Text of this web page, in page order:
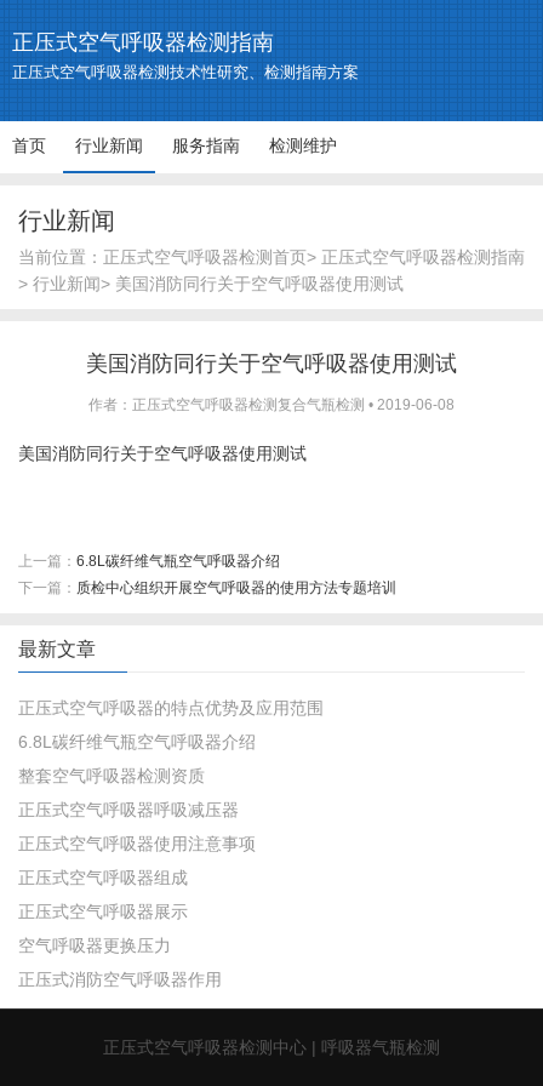
正压式空气呼吸器检测指南
正压式空气呼吸器检测技术性研究、检测指南方案
首页 行业新闻 服务指南 检测维护
行业新闻
当前位置： 正压式空气呼吸器检测首页> 正压式空气呼吸器检测指南
> 行业新闻> 美国消防同行关于空气呼吸器使用测试
美国消防同行关于空气呼吸器使用测试
作者：正压式空气呼吸器检测复合气瓶检测 • 2019-06-08
美国消防同行关于空气呼吸器使用测试
上一篇： 6.8L碳纤维气瓶空气呼吸器介绍
下一篇： 质检中心组织开展空气呼吸器的使用方法专题培训
最新文章
正压式空气呼吸器的特点优势及应用范围
6.8L碳纤维气瓶空气呼吸器介绍
整套空气呼吸器检测资质
正压式空气呼吸器呼吸减压器
正压式空气呼吸器使用注意事项
正压式空气呼吸器组成
正压式空气呼吸器展示
空气呼吸器更换压力
正压式消防空气呼吸器作用
正压式空气呼吸器检测 中心 | 呼吸器气瓶检测